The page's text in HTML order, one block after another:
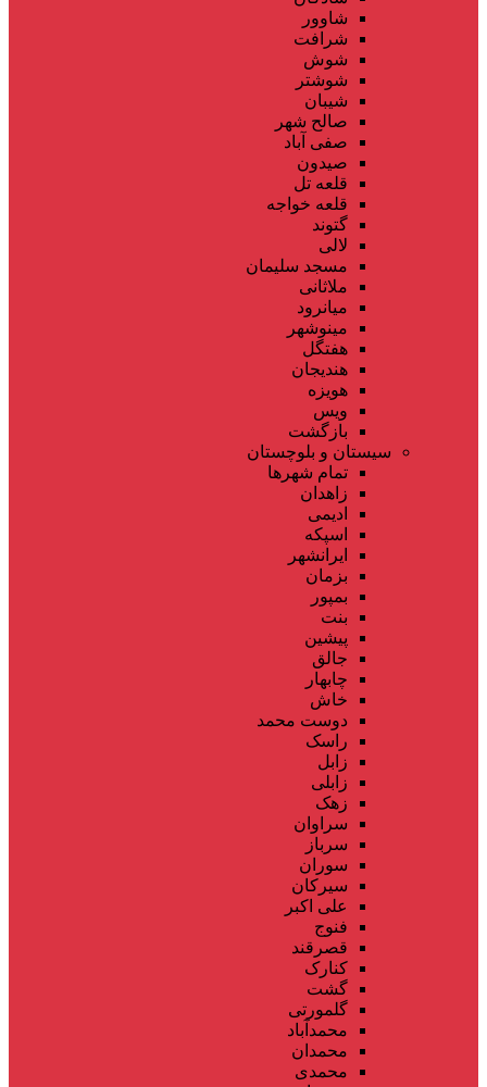
شاوور
شرافت
شوش
شوشتر
شیبان
صالح شهر
صفی آباد
صیدون
قلعه تل
قلعه خواجه
گتوند
لالی
مسجد سلیمان
ملاثانی
میانرود
مینوشهر
هفتگل
هندیجان
هویزه
ویس
بازگشت
سیستان و بلوچستان
تمام شهر‌ها
زاهدان
ادیمی
اسپکه
ایرانشهر
بزمان
بمپور
بنت
پیشین
جالق
چابهار
خاش
دوست محمد
راسک
زابل
زابلی
زهک
سراوان
سرباز
سوران
سیرکان
علی اکبر
فنوج
قصرقند
کنارک
گشت
گلمورتی
محمدآباد
محمدان
محمدی